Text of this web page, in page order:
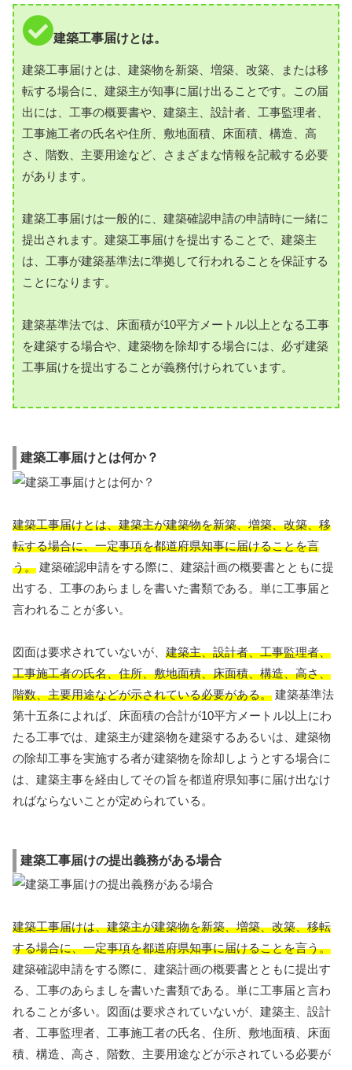
建築工事届けとは。
建築工事届けとは、建築物を新築、増築、改築、または移
転する場合に、建築主が知事に届け出ることです。この届
出には、工事の概要書や、建築主、設計者、工事監理者、
工事施工者の氏名や住所、敷地面積、床面積、構造、高
さ、階数、主要用途など、さまざまな情報を記載する必要
があります。
建築工事届けは一般的に、建築確認申請の申請時に一緒に
提出されます。建築工事届けを提出することで、建築主
は、工事が建築基準法に準拠して行われることを保証する
ことになります。
建築基準法では、床面積が10平方メートル以上となる工事
を建築する場合や、建築物を除却する場合には、必ず建築
工事届けを提出することが義務付けられています。
建築工事届けとは何か？
建築工事届けとは、建築主が建築物を新築、増築、改築、移
転する場合に、一定事項を都道府県知事に届けることを言
う。 建築確認申請をする際に、建築計画の概要書とともに提
出する、工事のあらましを書いた書類である。単に工事届と
言われることが多い。
図面は要求されていないが、 建築主、設計者、工事監理者、
工事施工者の氏名、住所、敷地面積、床面積、構造、高さ、
階数、主要用途などが示されている必要がある。 建築基準法
第十五条によれば、床面積の合計が10平方メートル以上にわ
たる工事では、建築主が建築物を建築するあるいは、建築物
の除却工事を実施する者が建築物を除却しようとする場合に
は、建築主事を経由してその旨を都道府県知事に届け出なけ
ればならないことが定められている。
建築工事届けの提出義務がある場合
建築工事届けは、建築主が建築物を新築、増築、改築、移転
する場合に、一定事項を都道府県知事に届けることを言う。
建築確認申請をする際に、建築計画の概要書とともに提出す
る、工事のあらましを書いた書類である。単に工事届と言わ
れることが多い。図面は要求されていないが、建築主、設計
者、工事監理者、工事施工者の氏名、住所、敷地面積、床面
積、構造、高さ、階数、主要用途などが示されている必要が